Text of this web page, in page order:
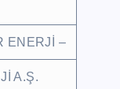
ENERJİ –
A.Ş.